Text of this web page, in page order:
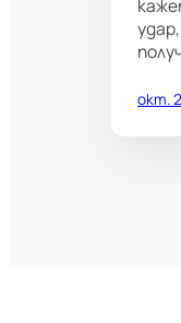
окт.